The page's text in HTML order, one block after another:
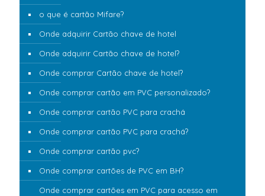
o que é cartão Mifare?
Onde adquirir Cartão chave de hotel
Onde adquirir Cartão chave de hotel?
Onde comprar Cartão chave de hotel?
Onde comprar cartão em PVC personalizado?
Onde comprar cartão PVC para crachá
Onde comprar cartão PVC para crachá?
Onde comprar cartão pvc?
Onde comprar cartões de PVC em BH?
Onde comprar cartões em PVC para acesso em